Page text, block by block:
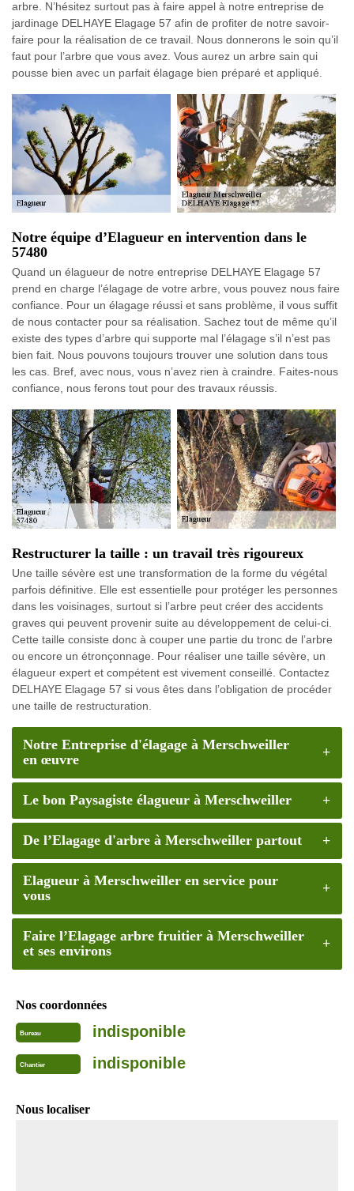
arbre. N’hésitez surtout pas à faire appel à notre entreprise de
jardinage DELHAYE Elagage 57 afin de profiter de notre savoir-
faire pour la réalisation de ce travail. Nous donnerons le soin qu’il
faut pour l’arbre que vous avez. Vous aurez un arbre sain qui
pousse bien avec un parfait élagage bien préparé et appliqué.
Notre équipe d’Elagueur en intervention dans le
57480
Quand un élagueur de notre entreprise DELHAYE Elagage 57
prend en charge l’élagage de votre arbre, vous pouvez nous faire
confiance. Pour un élagage réussi et sans problème, il vous suffit
de nous contacter pour sa réalisation. Sachez tout de même qu’il
existe des types d’arbre qui supporte mal l’élagage s’il n’est pas
bien fait. Nous pouvons toujours trouver une solution dans tous
les cas. Bref, avec nous, vous n’avez rien à craindre. Faites-nous
confiance, nous ferons tout pour des travaux réussis.
Restructurer la taille : un travail très rigoureux
Une taille sévère est une transformation de la forme du végétal
parfois définitive. Elle est essentielle pour protéger les personnes
dans les voisinages, surtout si l’arbre peut créer des accidents
graves qui peuvent provenir suite au développement de celui-ci.
Cette taille consiste donc à couper une partie du tronc de l’arbre
ou encore un étronçonnage. Pour réaliser une taille sévère, un
élagueur expert et compétent est vivement conseillé. Contactez
DELHAYE Elagage 57 si vous êtes dans l’obligation de procéder
une taille de restructuration.
Notre Entreprise d'élagage à Merschweiller
en œuvre
Le bon Paysagiste élagueur à Merschweiller
De l’Elagage d'arbre à Merschweiller partout
Elagueur à Merschweiller en service pour
vous
Faire l’Elagage arbre fruitier à Merschweiller
et ses environs
Nos coordonnées
Bureau indisponible
Chantier indisponible
Nous localiser